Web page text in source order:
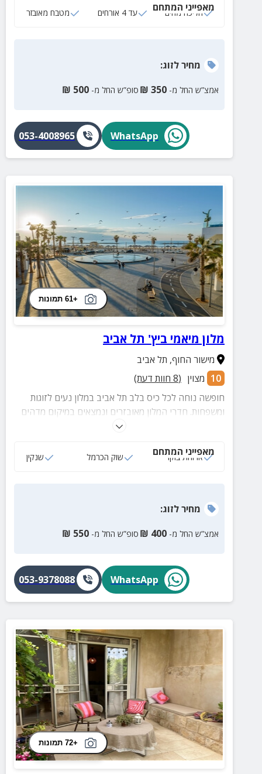
מאפייני המתחם
הליכה מהים עד 4 אורחים מטבח מאובזר
מחירלזוג:
אמצ”ש החל מ- 350
₪ סופ”ש החל מ- 500
₪
WhatsApp
053-4008965
+61 תמונות
מלון מיאמי ביץ' תל אביב
מישור החוף, תל אביב
10 מצוין (
8 חוות דעת)
חופשה נוחה לכל כיס בלב תל אביב במלון נעים לזוגות
ומשפחות. חדרי המלון מאובזרים ונמצאים במיקום מדהים
לחופי רחצה ומגוון מקומות בילוי.
מאפייני המתחם
ארוחת בוקר שוק הכרמל שנקין
מחירלזוג:
אמצ”ש החל מ- 400
₪ סופ”ש החל מ- 550
₪
WhatsApp
053-9378088
+72 תמונות